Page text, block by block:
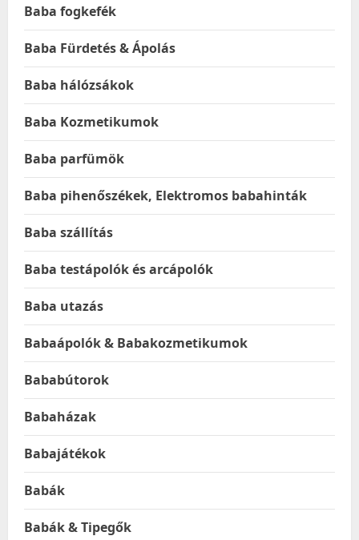
Baba fogkefék
Baba Fürdetés & Ápolás
Baba hálózsákok
Baba Kozmetikumok
Baba parfümök
Baba pihenőszékek, Elektromos babahinták
Baba szállítás
Baba testápolók és arcápolók
Baba utazás
Babaápolók & Babakozmetikumok
Bababútorok
Babaházak
Babajátékok
Babák
Babák & Tipegők